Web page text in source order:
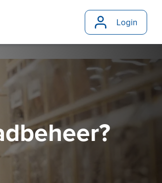
Login